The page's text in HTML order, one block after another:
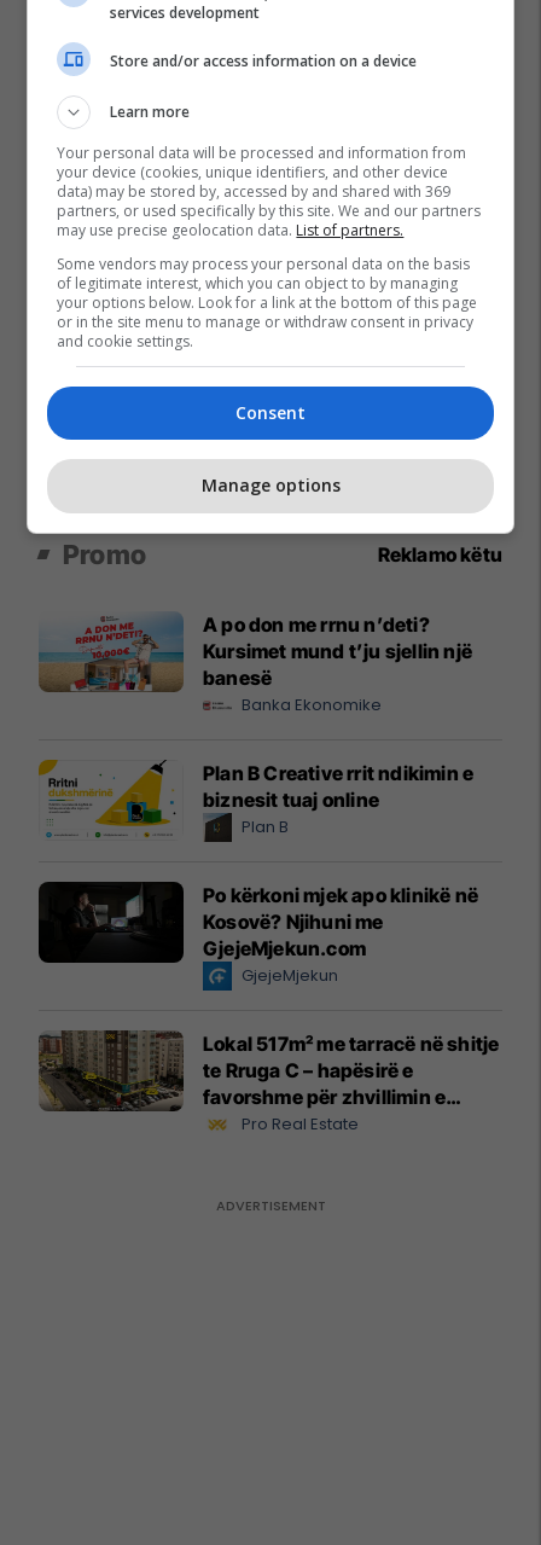
Promo Reklamo këtu
A po don me rrnu n’deti?
Kursimet mund t’ju sjellin një
banesë
Banka Ekonomike
Plan B Creative rrit ndikimin e
biznesit tuaj online
Plan B
Po kërkoni mjek apo klinikë në
Kosovë? Njihuni me
GjejeMjekun.com
GjejeMjekun
Lokal 517m² me tarracë në shitje
te Rruga C – hapësirë e
favorshme për zhvillimin e
biznesit #15796
Pro Real Estate
services development
Store and/or access information on a device
Learn more
Your personal data will be processed and information from
your device (cookies, unique identifiers, and other device
data) may be stored by, accessed by and shared with 369
partners, or used specifically by this site. We and our partners
may use precise geolocation data. List of partners.
Some vendors may process your personal data on the basis
of legitimate interest, which you can object to by managing
your options below. Look for a link at the bottom of this page
or in the site menu to manage or withdraw consent in privacy
and cookie settings.
Consent
Manage options